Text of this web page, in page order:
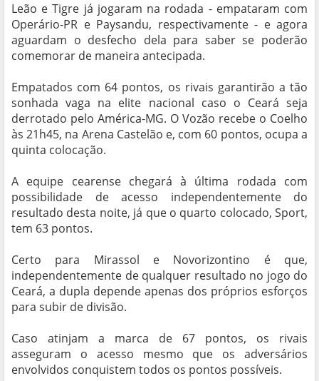
Leão e Tigre já jogaram na rodada - empataram com
Operário-PR e Paysandu, respectivamente - e agora
aguardam o desfecho dela para saber se poderão
comemorar de maneira antecipada.
Empatados com 64 pontos, os rivais garantirão a tão
sonhada vaga na elite nacional caso o Ceará seja
derrotado pelo América-MG. O Vozão recebe o Coelho
às 21h45, na Arena Castelão e, com 60 pontos, ocupa a
quinta colocação.
A equipe cearense chegará à última rodada com
possibilidade de acesso independentemente do
resultado desta noite, já que o quarto colocado, Sport,
tem 63 pontos.
Certo para Mirassol e Novorizontino é que,
independentemente de qualquer resultado no jogo do
Ceará, a dupla depende apenas dos próprios esforços
para subir de divisão.
Caso atinjam a marca de 67 pontos, os rivais
asseguram o acesso mesmo que os adversários
envolvidos conquistem todos os pontos possíveis.